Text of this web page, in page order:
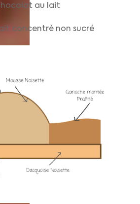
au lait
concentré non sucré